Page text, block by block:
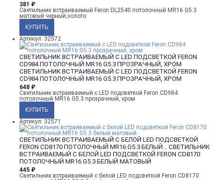
381 ₽
Светильник встраиваемый Feron DL2540 потолочный MR16 G5.3
матовый черный,золото
Артикул: 32572
СВЕТИЛЬНИК ВСТРАИВАЕМЫЙ С LED ПОДСВЕТКОЙ FERON
CD984 ПОТОЛОЧНЫЙ MR16 G5.3 ПРОЗРАЧНЫЙ, ХРОМ
СВЕТИЛЬНИК ВСТРАИВАЕМЫЙ С LED ПОДСВЕТКОЙ FERON
CD984 ПОТОЛОЧНЫЙ MR16 G5.3 ПРОЗРАЧНЫЙ, ХРОМ
648 ₽
Светильник встраиваемый с LED подсветкой Feron CD984
потолочный MR16 G5.3 прозрачный, хром
Артикул: 32571
СВЕТИЛЬНИК ВСТРАИВАЕМЫЙ С БЕЛОЙ LED ПОДСВЕТКОЙ
FERON CD8170 ПОТОЛОЧНЫЙ MR16 G5.3 БЕЛЫЙ...
СВЕТИЛЬНИК
ВСТРАИВАЕМЫЙ С БЕЛОЙ LED ПОДСВЕТКОЙ FERON CD8170
ПОТОЛОЧНЫЙ MR16 G5.3 БЕЛЫЙ МАТОВЫЙ
445 ₽
Светильник встраиваемый с белой LED подсветкой Feron CD8170